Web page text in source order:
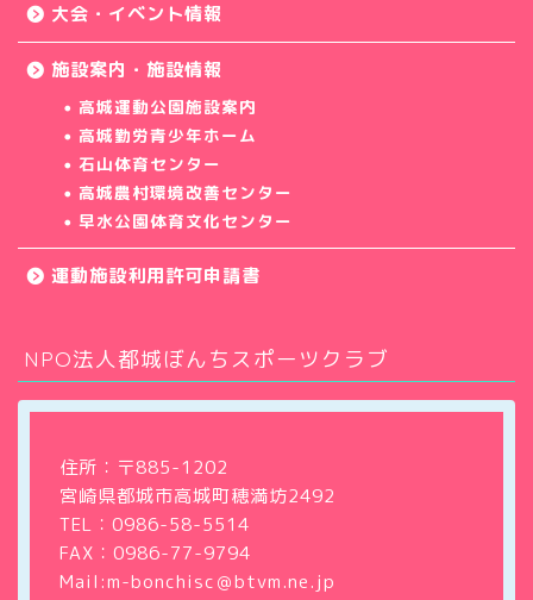
大会・イベント情報
施設案内・施設情報
高城運動公園施設案内
高城勤労青少年ホーム
石山体育センター
高城農村環境改善センター
早水公園体育文化センター
運動施設利用許可申請書
NPO法人都城ぼんちスポーツクラブ
住所：〒885-1202
宮崎県都城市高城町穂満坊2492
TEL： 0986-58-5514
FAX：0986-77-9794
Mail:m-bonchisc＠btvm.ne.jp
ホーム
教室・サークル
大会・イベント情報